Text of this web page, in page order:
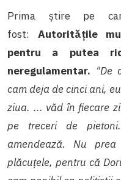
Prima știre pe
fost: Autoritățile
pentru a putea
neregulamentar. "De
cam deja de cinci ani,
ziua. ... văd în fiecare
pe treceri de
amendează. Nu
plăcuțele, pentru că